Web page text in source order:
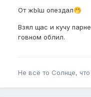
От жЫш опездал🤭
Взял щас и кучу
говном облил.
Не всё то Солнце, что